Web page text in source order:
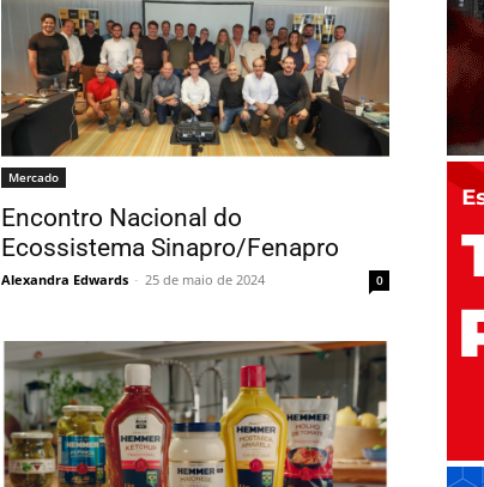
Mercado
Encontro Nacional do
Ecossistema Sinapro/Fenapro
Alexandra Edwards - 25 de maio de 2024 0